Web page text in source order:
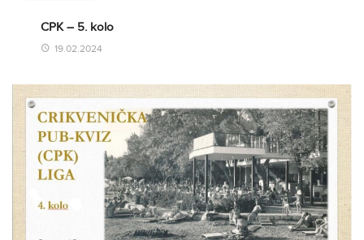
CPK – 5. kolo
19.02.2024